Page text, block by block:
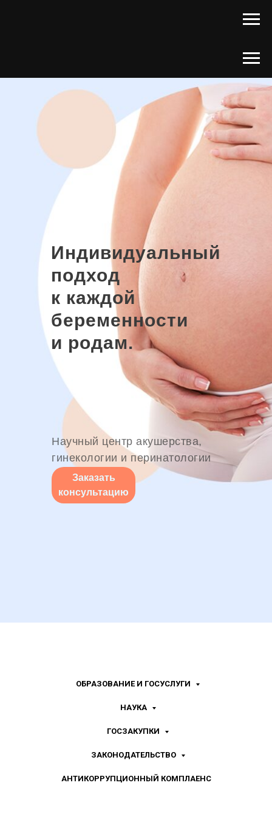
Индивидуальный
подход
к каждой
беременности
и родам.
Заказать
консультацию
Научный центр акушерства,
гинекологии и перинатологии
ОБРАЗОВАНИЕ И ГОСУСЛУГИ
НАУКА
ГОСЗАКУПКИ
ЗАКОНОДАТЕЛЬСТВО
АНТИКОРРУПЦИОННЫЙ КОМПЛАЕНС